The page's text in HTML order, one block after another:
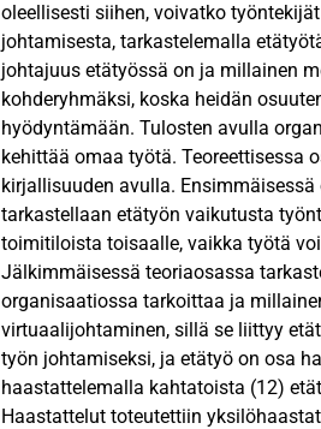
oleellisesti siihen, voivatko
johtamisesta, tarkastelemalla
johtajuus etätyössä on ja millainen
kohderyhmäksi, koska heidän
hyödyntämään. Tulosten avulla
kehittää omaa työtä. Teoreettisessa
kirjallisuuden avulla.
tarkastellaan etätyön vaikutusta
toimitiloista toisaalle, vaikka työtä
Jälkimmäisessä teoriaosassa
organisaatiossa tarkoittaa ja
virtuaalijohtaminen, sillä se liittyy
työn johtamiseksi, ja etätyö on osa
haastattelemalla kahtatoista (12)
Haastattelut toteutettiin